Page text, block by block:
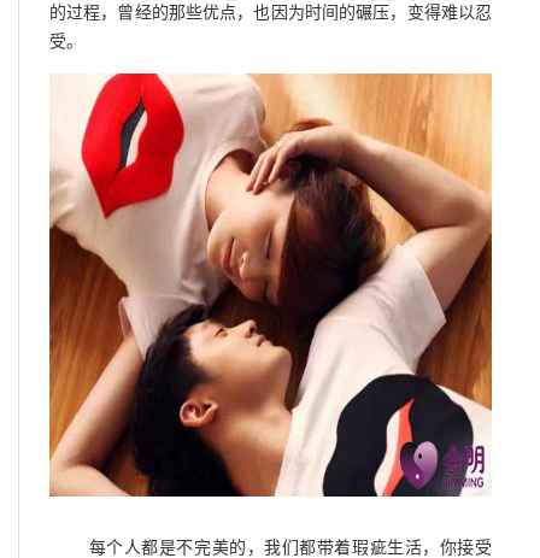
的过程，曾经的那些优点，也因为时间的碾压，变得难以忍
受。
每个人都是不完美的，我们都带着瑕疵生活，你接受